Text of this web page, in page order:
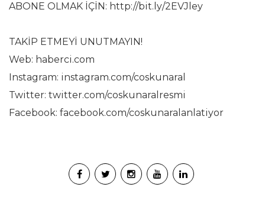
ABONE OLMAK İÇİN: http://bit.ly/2EVJley
TAKİP ETMEYİ UNUTMAYIN!
Web: haberci.com
Instagram: instagram.com/coskunaral
Twitter: twitter.com/coskunaralresmi
Facebook: facebook.com/coskunaralanlatiyor